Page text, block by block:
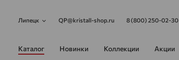
Липецк QP@kristall-shop.ru 8 (800) 250-02-30
Каталог Новинки Коллекции Акции